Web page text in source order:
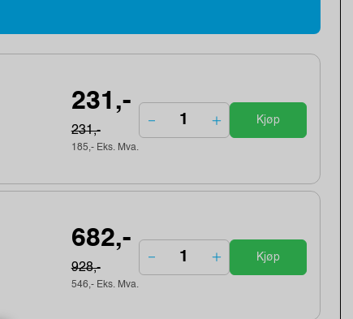
231,-
231,-
185,- Eks. Mva.
Kjøp
682,-
928,-
546,- Eks. Mva.
Kjøp